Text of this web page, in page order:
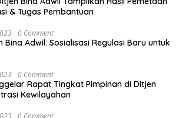
& Tugas Pembantuan
0 Comment
Bina Adwil: Sosialisasi Regulasi Baru untuk
0 Comment
Rapat Tingkat Pimpinan di Ditjen
Kewilayahan
0 Comment